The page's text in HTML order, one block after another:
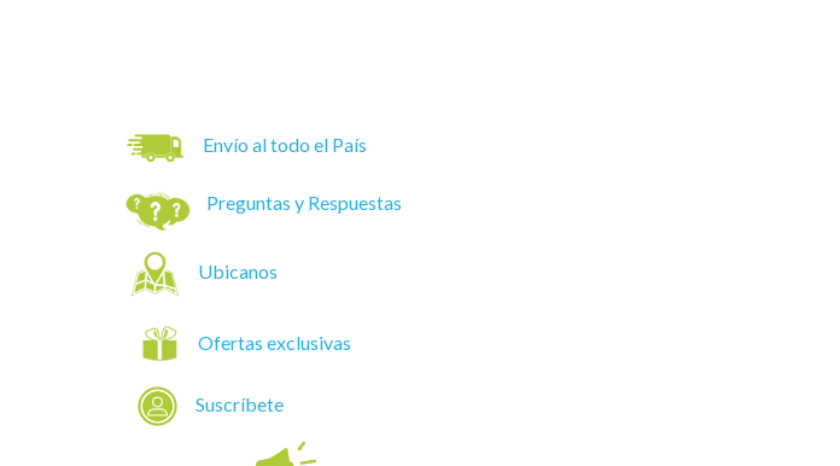
Envío al todo el País
Preguntas y Respuestas
Ubicanos
Ofertas exclusivas
Suscríbete